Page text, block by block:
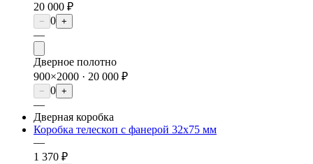
20 000 ₽
− 0 +
—
Дверное полотно
900×2000 · 20 000 ₽
− 0 +
—
Дверная коробка
Коробка телескоп с фанерой 32х75 мм
—
1 370 ₽